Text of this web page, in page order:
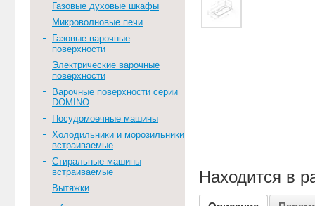
Газовые духовые шкафы
Микроволновые печи
Газовые варочные
поверхности
Электрические варочные
поверхности
Варочные поверхности серии
DOMINO
Посудомоечные машины
Холодильники и морозильники
встраиваемые
Стиральные машины
встраиваемые
Вытяжки
Находится в